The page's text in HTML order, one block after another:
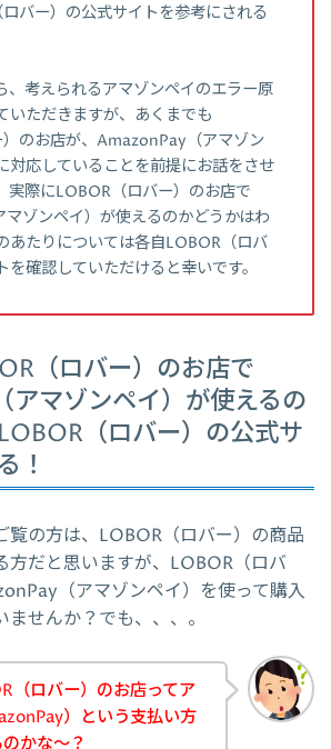
バー）の公式サイトを参考にされる
、考えられるアマゾンペイのエラー原
いただきますが、あくまでも
のお店が、AmazonPay（アマゾン
対応していることを前提にお話をさせ
実際にLOBOR（ロバー）のお店で
ゾンペイ）が使えるのかどうかはわ
あたりについては各自LOBOR（ロバ
を確認していただけると幸いです。
（ロバー）のお店で
マゾンペイ）が使えるの
（ロバー）の公式サ
！
覧の方は、LOBOR（ロバー）の商品
方だと思いますが、LOBOR（ロバ
（アマゾンペイ）を使って購入
せんか？でも、、、。
（ロバー）のお店ってア
）という支払い方
かな～？